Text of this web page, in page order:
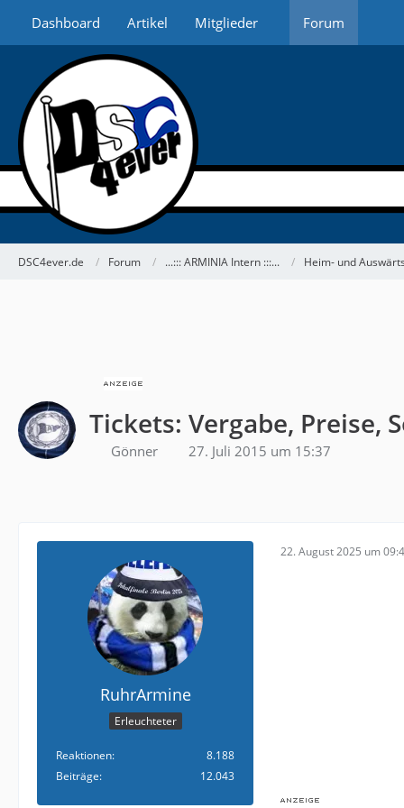
Dashboard Artikel Mitglieder Forum
DSC4ever.de Forum ...::: ARMINIA Intern :::... Heim- und
Tickets: Vergabe, Preise,
Gönner 27. Juli 2015 um 15:37
RuhrArmine
Erleuchteter
Reaktionen
8.188
Beiträge
12.043
22. August 2025 um